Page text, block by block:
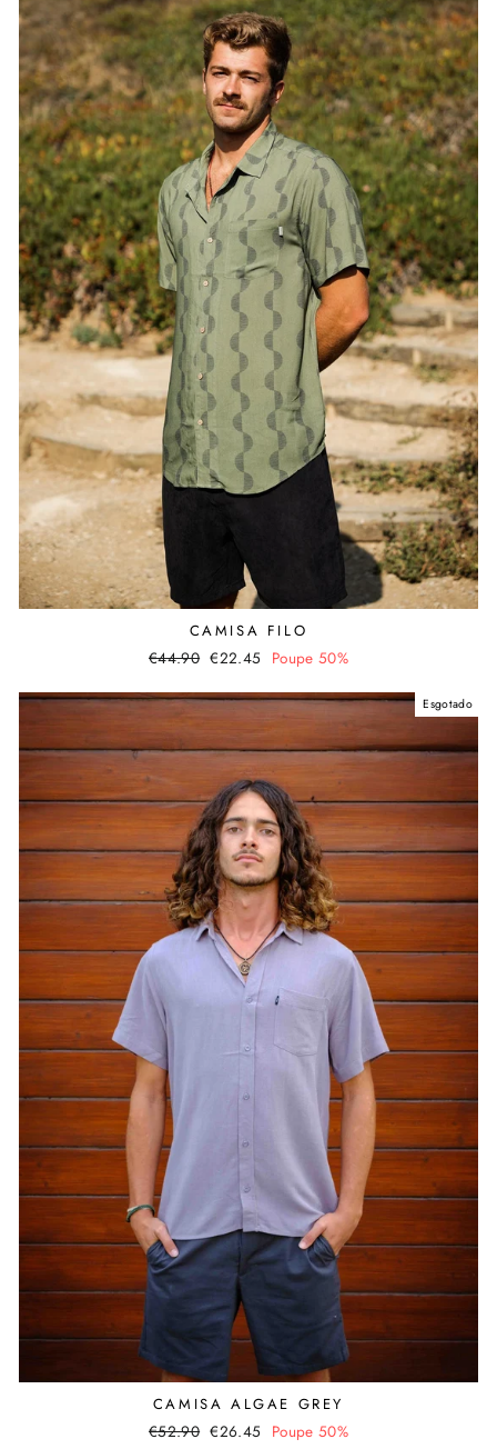
CAMISA FILO
Preço
€44.90 Valor
€22.45 Poupe 50%
Esgotado
CAMISA ALGAE GREY
Preço
€52.90 Valor
€26.45 Poupe 50%